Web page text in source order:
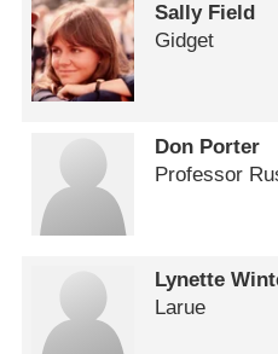
Sally Field
Gidget
Don Porter
Professor
Lynette
Larue